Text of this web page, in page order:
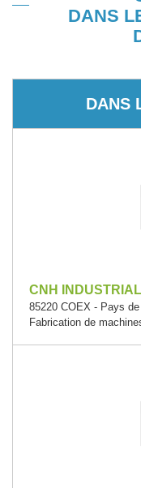
DANS
DANS
CNH
85220 COEX - Pays
Fabrication de